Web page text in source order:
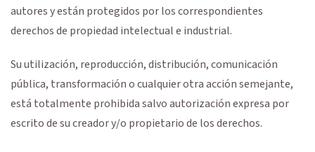
autores y están protegidos por los correspondientes
derechos de propiedad intelectual e industrial.
Su utilización, reproducción, distribución, comunicación
pública, transformación o cualquier otra acción semejante,
está totalmente prohibida salvo autorización expresa por
escrito de su creador y/o propietario de los derechos.